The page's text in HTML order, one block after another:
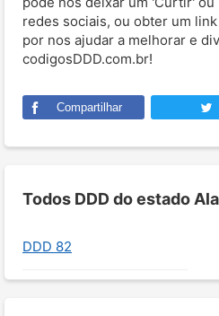
redes sociais, ou obter um
por nos ajudar a melhorar e
codigosDDD.com.br!
Compartilhar
Todos DDD do estado
DDD 82